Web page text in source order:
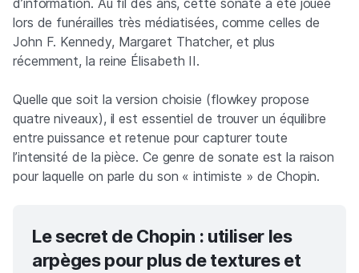
d’information. Au fil des ans, cette sonate a été jouée
lors de funérailles très médiatisées, comme celles de
John F. Kennedy, Margaret Thatcher, et plus
récemment, la reine Élisabeth II.
Quelle que soit la version choisie (flowkey propose
quatre niveaux), il est essentiel de trouver un équilibre
entre puissance et retenue pour capturer toute
l’intensité de la pièce. Ce genre de sonate est la raison
pour laquelle on parle du son « intimiste » de Chopin.
Le secret de Chopin : utiliser les
arpèges pour plus de textures et